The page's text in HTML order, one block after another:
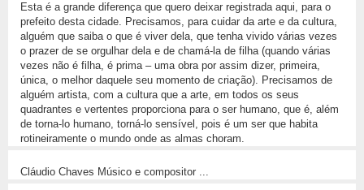
Esta é a grande diferença que quero deixar registrada aqui, para o
prefeito desta cidade. Precisamos, para cuidar da arte e da cultura,
alguém que saiba o que é viver dela, que tenha vivido várias vezes
o prazer de se orgulhar dela e de chamá-la de filha (quando várias
vezes não é filha, é prima – uma obra por assim dizer, primeira,
única, o melhor daquele seu momento de criação). Precisamos de
alguém artista, com a cultura que a arte, em todos os seus
quadrantes e vertentes proporciona para o ser humano, que é, além
de torna-lo humano, torná-lo sensível, pois é um ser que habita
rotineiramente o mundo onde as almas choram.
Cláudio Chaves Músico e compositor ...